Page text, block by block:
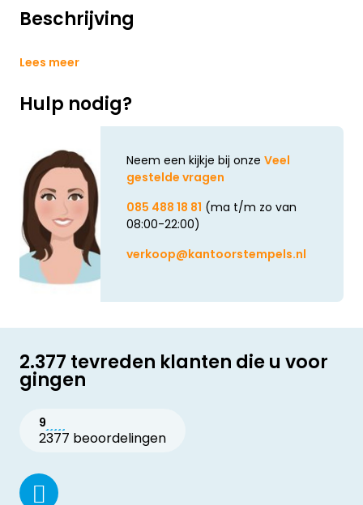
Beschrijving
Lees meer
Hulp nodig?
Neem een kijkje bij onze Veel
gestelde vragen
085 488 18 81 (ma t/m zo van
08:00-22:00)
verkoop@kantoorstempels.nl
2.377 tevreden klanten die u voor
gingen
9
2377 beoordelingen